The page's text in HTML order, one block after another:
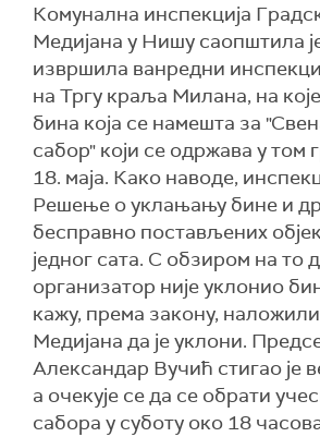
Комунална инспекција
Медијана у Нишу саопштила
извршила ванредни
на Тргу краља Милана, на
бина која се намешта за
сабор" који се одржава у том
18. маја. Како наводе,
Решење о уклањању бине и
бесправно постављених
једног сата. С обзиром на то
организатор није уклонио
кажу, према закону,
Медијана да је уклони.
Александар Вучић стигао је
а очекује се да се обрати
сабора у суботу око 18